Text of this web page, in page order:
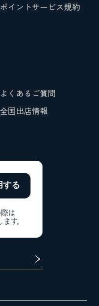
イントサービス規約
くあるご質問
国出店情報
する
は
す。